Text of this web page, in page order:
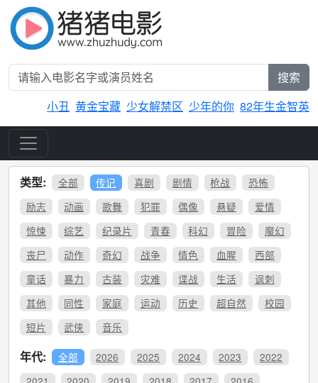
搜索
小丑 黄金宝藏 少女解禁区 少年的你 82年生金智英
类型: 全部 传记 喜剧 剧情 枪战
恐怖
励志
动画 歌舞 犯罪 偶像 悬疑
爱情
惊悚
综艺 纪录片 青春 科幻 冒险
魔幻
丧尸
动作 奇幻 战争 情色 血腥
西部
童话
暴力 古装 灾难 谍战 生活
讽刺
其他
同性 家庭 运动 历史 超自然
校园
短片
武侠 音乐
年代: 全部 2026 2025 2024 2023
2022